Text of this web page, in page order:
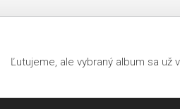
Ľutujeme, ale vybraný album sa už